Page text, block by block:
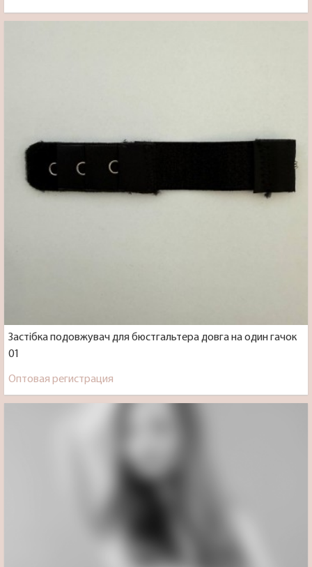
Застібка подовжувач для бюстгальтера довга на один гачок
01
Оптовая регистрация